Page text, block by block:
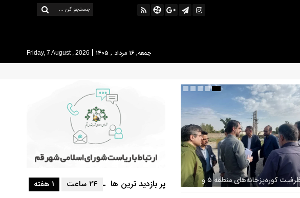
جمعه, ۱۶ مرداد , ۱۴۰۵ |
Friday, 7 August , 2026
بررسی ظرفیت کوره‌پزخانه‌های منطقه ۵ و
پر بازدید ترین ها 1 هفته 24 ساعت